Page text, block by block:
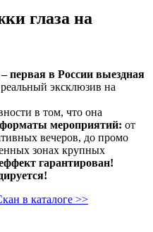
глаза на
первая в России выездная
эксклюзив на
в том, что она
форматы мероприятий: от
вечеров, до промо
зонах крупных
гарантирован!
в каталоге >>